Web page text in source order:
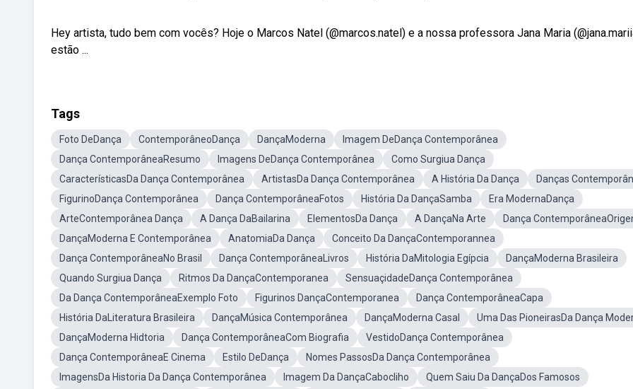
Hey artista, tudo bem com vocês? Hoje o Marcos Natel (@marcos.natel) e a nossa professora Jana Maria
estão ...
Tags
Foto DeDança ContemporâneoDança DançaModerna
Imagem DeDança Contemporânea
Dança ContemporâneaResumo
Imagens DeDança Contemporânea
Como Surgiua Dança
CaracterísticasDa Dança Contemporânea
ArtistasDa Dança Contemporânea A História Da Dança
Danças
FigurinoDança Contemporânea
Dança ContemporâneaFotos História Da DançaSamba
Era ModernaDança
ArteContemporânea Dança
A Dança DaBailarina ElementosDa Dança A DançaNa Arte
Dança
DançaModerna E Contemporânea
AnatomiaDa Dança
Conceito Da DançaContemporannea
Dança ContemporâneaNo Brasil
Dança ContemporâneaLivros História DaMitologia Egípcia
DançaModerna Brasileira
Quando Surgiua Dança
Ritmos Da DançaContemporanea
SensuaçidadeDança Contemporânea
Da Dança ContemporâneaExemplo Foto
Figurinos DançaContemporanea
Dança ContemporâneaCapa
História DaLiteratura Brasileira
DançaMúsica Contemporânea DançaModerna Casal
Uma Das PioneirasDa Dança
DançaModerna Hidtoria
Dança ContemporâneaCom Biografia
VestidoDança Contemporânea
Dança ContemporâneaE Cinema
Estilo DeDança
Nomes PassosDa Dança Contemporânea
ImagensDa Historia Da Dança Contemporânea
Imagem Da DançaCabocliho
Quem Saiu Da DançaDos Famosos